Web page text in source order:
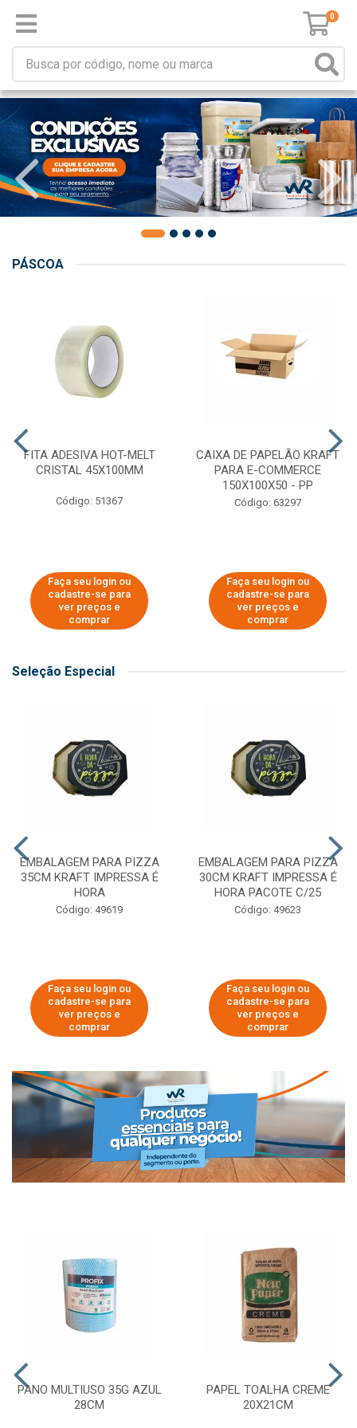
0
PÁSCOA
FITA ADESIVA HOT-MELT
CRISTAL 45X100MM
Código: 51367
Faça seu login ou
cadastre-se para
ver preços e
comprar
CAIXA DE PAPELÃO KRAFT
PARA E-COMMERCE
150X100X50 - PP
Código: 63297
Faça seu login ou
cadastre-se para
ver preços e
comprar
Seleção Especial
EMBALAGEM PARA PIZZA
35CM KRAFT IMPRESSA É
HORA
Código: 49619
Faça seu login ou
cadastre-se para
ver preços e
comprar
EMBALAGEM PARA PIZZA
30CM KRAFT IMPRESSA É
HORA PACOTE C/25
Código: 49623
Faça seu login ou
cadastre-se para
ver preços e
comprar
PANO MULTIUSO 35G AZUL
28CM
PAPEL TOALHA CREME
20X21CM